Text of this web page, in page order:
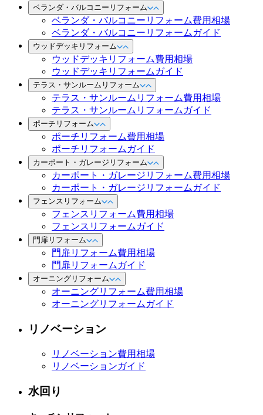
ベランダ・バルコニーリフォーム
ベランダ・バルコニーリフォーム費用相場
ベランダ・バルコニーリフォームガイド
ウッドデッキリフォーム
ウッドデッキリフォーム費用相場
ウッドデッキリフォームガイド
テラス・サンルームリフォーム
テラス・サンルームリフォーム費用相場
テラス・サンルームリフォームガイド
ポーチリフォーム
ポーチリフォーム費用相場
ポーチリフォームガイド
カーポート・ガレージリフォーム
カーポート・ガレージリフォーム費用相場
カーポート・ガレージリフォームガイド
フェンスリフォーム
フェンスリフォーム費用相場
フェンスリフォームガイド
門扉リフォーム
門扉リフォーム費用相場
門扉リフォームガイド
オーニングリフォーム
オーニングリフォーム費用相場
オーニングリフォームガイド
リノベーション
リノベーション費用相場
リノベーションガイド
水回り